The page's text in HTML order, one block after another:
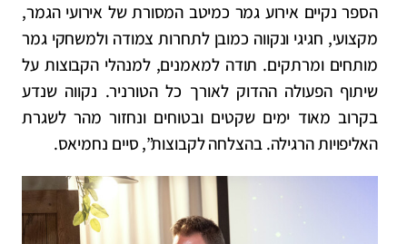
הספר נקיים אירוע גמר כמיטב המסורת של אירועי הגמר,
מקצועי, חגיגי ונקווה כמובן לתחרות צמודה ולמשחקי גמר
מותחים ומרתקים. תודה למאמנים, למנהלי הקבוצות על
שיתוף הפעולה ההדוק לאורך כל הטורניר. נקווה שנדע
בקרוב מאוד ימים שקטים ובטוחים ונחזור מהר לשגרת
האליפויות הרגילה. בהצלחה לקבוצות”, סיים נחמיאס.